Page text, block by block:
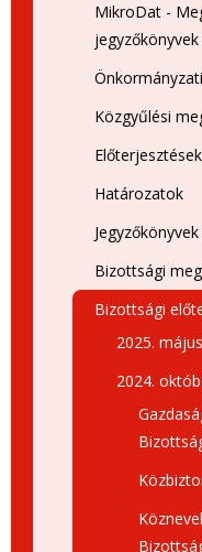
MikroDat -
jegyzőkönyvek
Közgyűlési
Előterjesztések
Határozatok
Jegyzőkönyvek
Bizottsági
Bizottsági
2025.
2024.